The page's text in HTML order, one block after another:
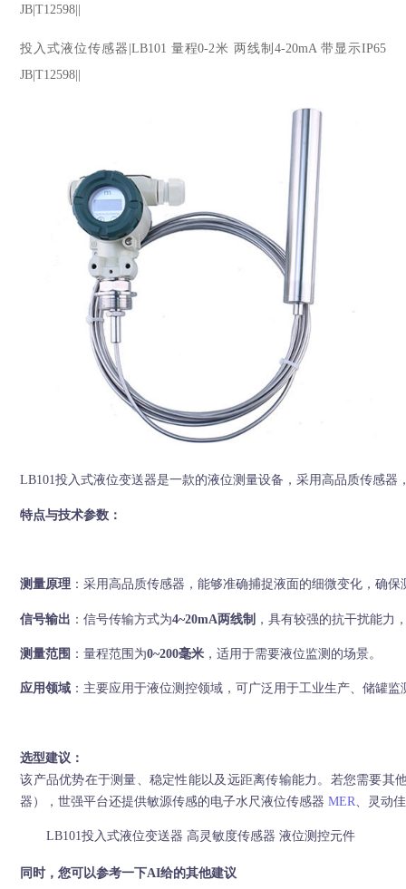
JB|T12598||
投入式液位传感器|LB101 量程0-2米 两线制4-20mA 带显示IP65
JB|T12598||
LB101投入式液位变送器是一款的液位测量设备，采用高品质传感
特点与技术参数：
测量原理 ：采用高品质传感器，能够准确捕捉液面的细微变化，确
信号输出 ：信号传输方式为4~20mA两线制 ，具有较强的抗干扰能力
测量范围 ：量程范围为0~200毫米 ，适用于需要液位监测的场景。
应用领域 ：主要应用于液位测控领域，可广泛用于工业生产、储罐
选型建议：
该产品优势在于测量、稳定性能以及远距离传输能力。若您需要
器），世强平台还提供敏源传感的电子水尺液位传感器MER 、灵动
LB101投入式液位变送器 高灵敏度传感器 液位测控元件
同时，您可以参考一下AI给的其他建议